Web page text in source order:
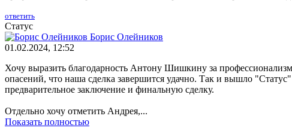
ответить
Статус
Борис Олейников
01.02.2024, 12:52
Хочу выразить благодарность Антону Шишкину за
опасений, что наша сделка завершится удачно. Так и вышло
предварительное заключение и финальную сделку.
Отдельно хочу отметить Андрея,...
Показать полностью